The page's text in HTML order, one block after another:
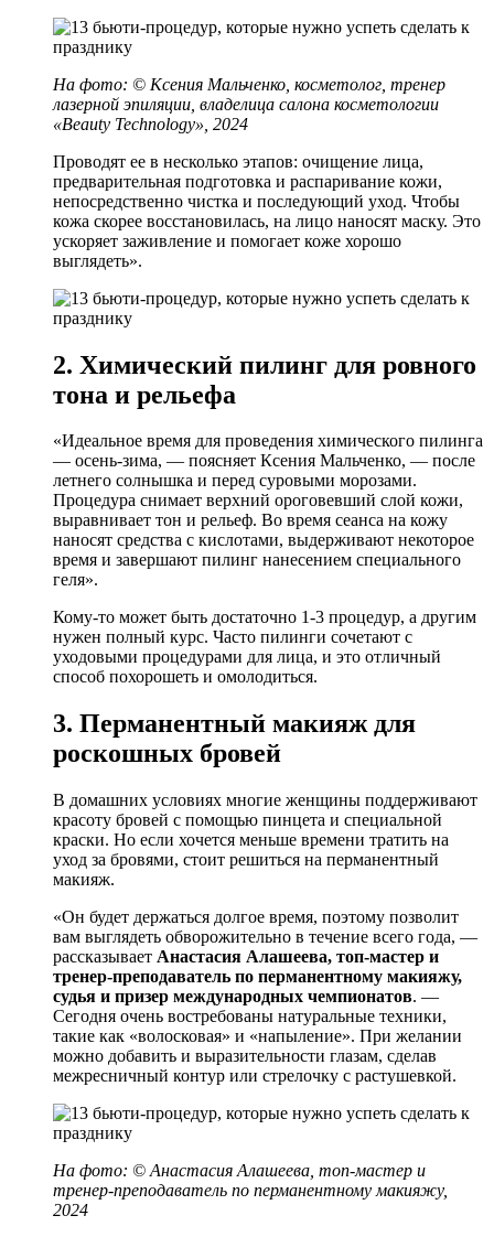
На фото: © Ксения Мальченко, косметолог, тренер
лазерной эпиляции, владелица салона косметологии
«Beauty Technology», 2024
Проводят ее в несколько этапов: очищение лица,
предварительная подготовка и распаривание кожи,
непосредственно чистка и последующий уход. Чтобы
кожа скорее восстановилась, на лицо наносят маску. Это
ускоряет заживление и помогает коже хорошо
выглядеть».
2. Химический пилинг для ровного
тона и рельефа
«Идеальное время для проведения химического пилинга
— осень-зима, — поясняет Ксения Мальченко, — после
летнего солнышка и перед суровыми морозами.
Процедура снимает верхний ороговевший слой кожи,
выравнивает тон и рельеф. Во время сеанса на кожу
наносят средства с кислотами, выдерживают некоторое
время и завершают пилинг нанесением специального
геля».
Кому-то может быть достаточно 1-3 процедур, а другим
нужен полный курс. Часто пилинги сочетают с
уходовыми процедурами для лица, и это отличный
способ похорошеть и омолодиться.
3. Перманентный макияж для
роскошных бровей
В домашних условиях многие женщины поддерживают
красоту бровей с помощью пинцета и специальной
краски. Но если хочется меньше времени тратить на
уход за бровями, стоит решиться на перманентный
макияж.
«Он будет держаться долгое время, поэтому позволит
вам выглядеть обворожительно в течение всего года, —
рассказывает Анастасия Алашеева, топ-мастер и
тренер-преподаватель по перманентному макияжу,
судья и призер международных чемпионатов. —
Сегодня очень востребованы натуральные техники,
такие как «волосковая» и «напыление». При желании
можно добавить и выразительности глазам, сделав
межресничный контур или стрелочку с растушевкой.
На фото: © Анастасия Алашеева, топ-мастер и
тренер-преподаватель по перманентному макияжу,
2024